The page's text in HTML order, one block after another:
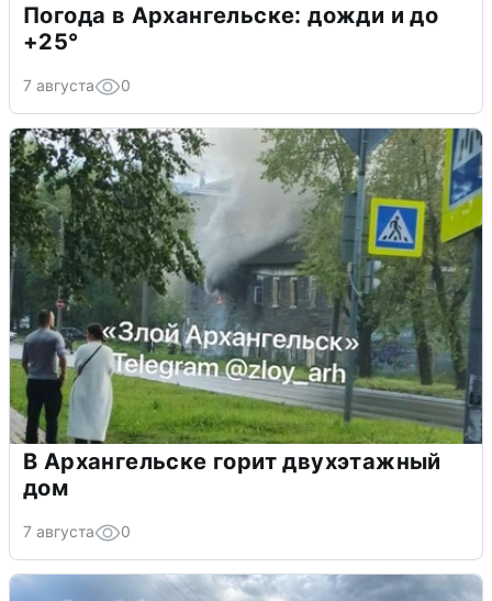
Погода в Архангельске: дожди и до
+25°
7 августа 0
В Архангельске горит двухэтажный
дом
7 августа 0